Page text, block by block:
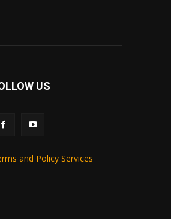
US
and Policy Services